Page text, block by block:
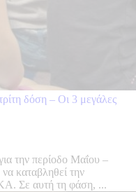
δόση – Οι 3 μεγάλες
την περίοδο Μαΐου –
καταβληθεί την
Σε αυτή τη φάση, ...